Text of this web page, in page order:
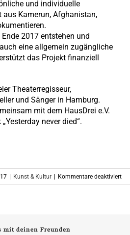
und individuelle
aus Kamerun, Afghanistan,
2017 entstehen und
eine allgemein zugängliche
das Projekt finanziell
Theaterregisseur,
und Sänger in Hamburg.
mit dem HausDrei e.V.
never died“.
| Kunst & Kultur | Kommentare deaktiviertfür
mit deinen Freunden